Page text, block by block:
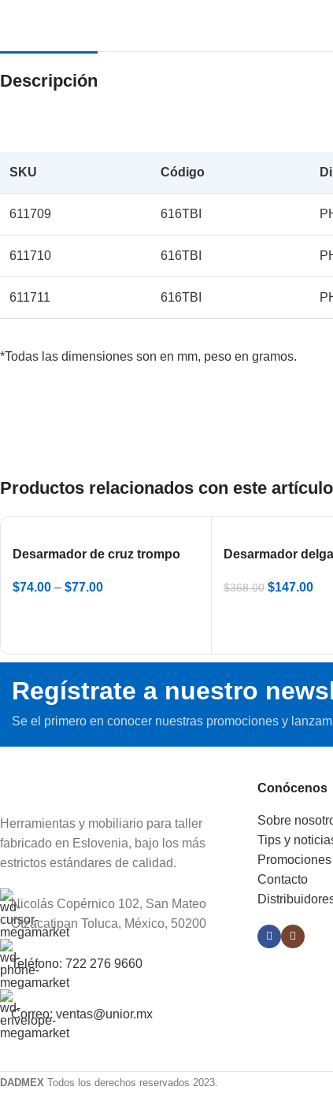
Descripción
SKU Código
611709 616TBI
611710 616TBI
611711 616TBI
*Todas las dimensiones son en mm, peso en gramos.
Productos relacionados con este artículo
Desarmador de cruz trompo
$74.00 – $77.00
Desarmador
electricista
$368.00 $147.00
Regístrate a nuestro
Se el primero en conocer nuestras promociones y
Herramientas y mobiliario para taller
fabricado en Eslovenia, bajo los más
estrictos estándares de calidad.
Nicolás Copérnico 102, San Mateo
Otzacatipan Toluca, México, 50200
Teléfono: 722 276 9660
Correo: ventas@unior.mx
Conócenos
Sobre
Tips y
Promociones
Contacto
DADMEX Todos los derechos reservados 2023.